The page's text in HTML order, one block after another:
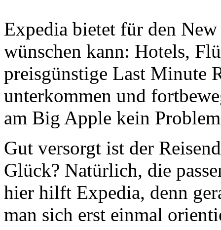
Expedia bietet für den
wünschen kann: Hotels,
preisgünstige Last Minute
unterkommen und
am Big Apple kein
Gut versorgt ist der
Glück? Natürlich, die
hier hilft Expedia, denn
man sich erst einmal